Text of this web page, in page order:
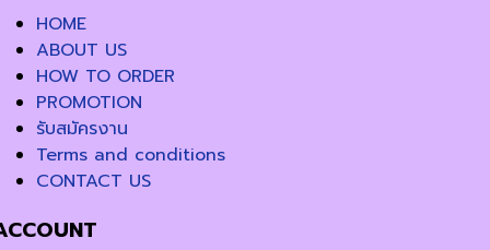
HOME
ABOUT US
HOW TO ORDER
PROMOTION
รับสมัครงาน
Terms and conditions
CONTACT US